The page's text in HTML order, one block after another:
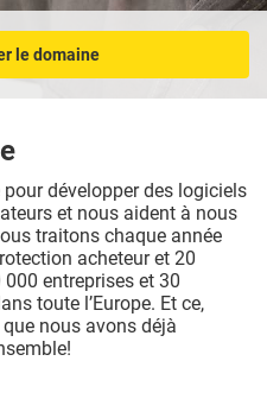
le domaine
développer des logiciels
et nous aident à nous
traitons chaque année
acheteur et 20
entreprises et 30
toute l’Europe. Et ce,
nous avons déjà